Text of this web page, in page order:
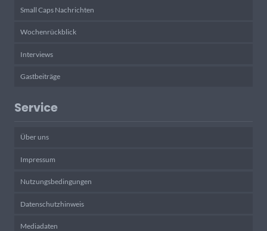
Small Caps Nachrichten
Wochenrückblick
Interviews
Gastbeiträge
Service
Über uns
Impressum
Nutzungsbedingungen
Datenschutzhinweis
Mediadaten